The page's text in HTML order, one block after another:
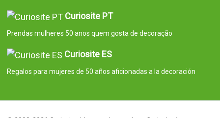
Curiosite PT
Prendas mulheres 50 anos quem gosta de decoração
Curiosite ES
Regalos para mujeres de 50 años aficionadas a la decoración